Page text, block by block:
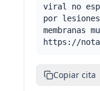
viral no
por
membranas
https://
Copiar cita